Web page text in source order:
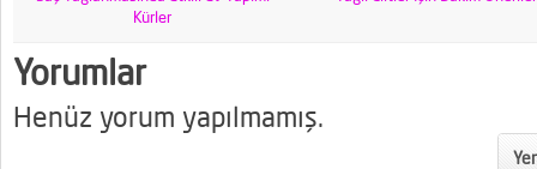
Kürler
Yorumlar
Henüz yorum yapılmamış.